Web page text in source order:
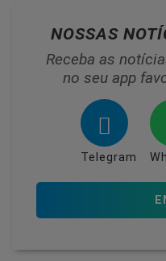
NOSSAS
Receba as
no seu app
Telegram